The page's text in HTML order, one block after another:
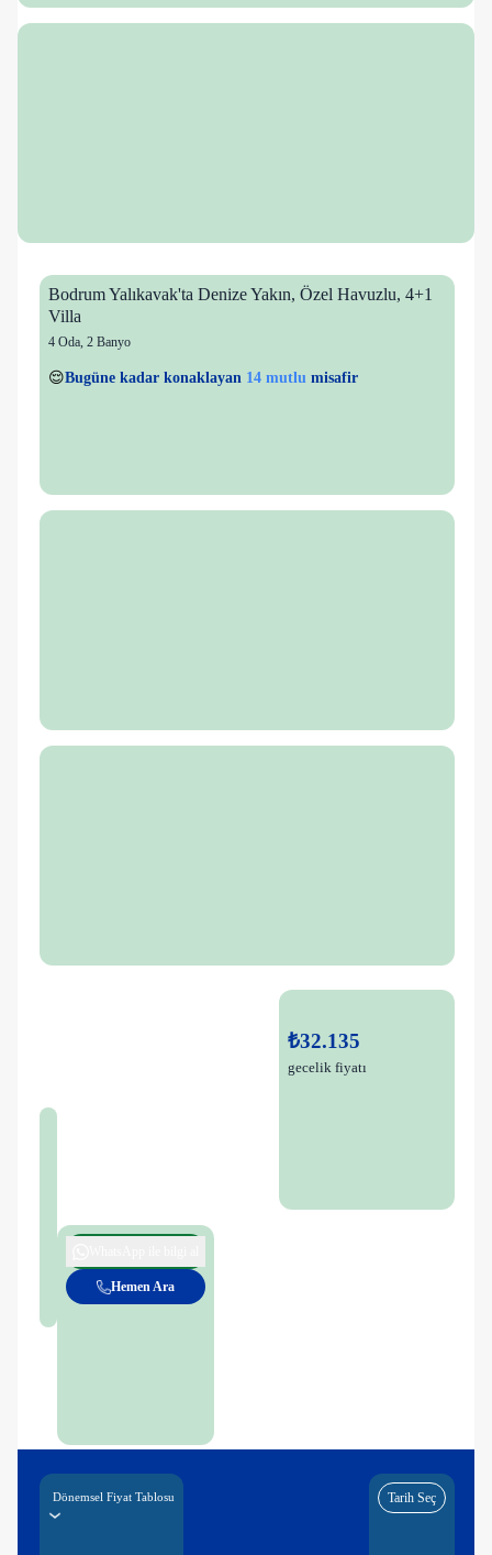
Bodrum Yalıkavak'ta Denize Yakın, Özel Havuzlu, 4+1
Villa
4 Oda, 2 Banyo
👀Son 1 saatte40 kişigörüntüledi
₺32.135
gecelik fiyatı
Hemen Ara
Dönemsel Fiyat Tablosu Tarih Seç